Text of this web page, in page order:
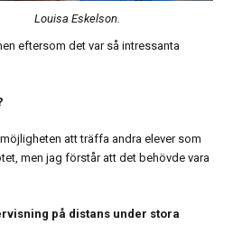
Louisa Eskelson.
eftersom det var så intressanta
att träffa andra elever som
men jag förstår att det behövde vara
på distans under stora